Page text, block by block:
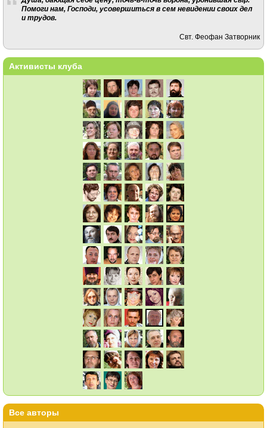
Помоги нам, Господи, усовершиться в сем невидении своих дел
и трудов.
Свт. Феофан Затворник
Активисты клуба
Все авторы